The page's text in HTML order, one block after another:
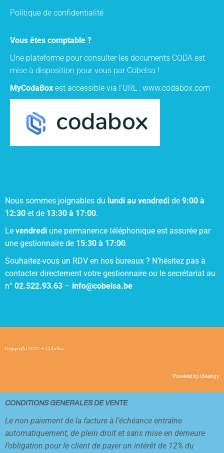
Politique de confidentialité
Vous êtes comptable ?
Une plateforme pour consulter les documents CODA est
mise à disposition pour vous par Cobelsa !
MyCodaBox est accessible via l’URL : www.codabox.com
Nous sommes joignables du lundi au vendredi de 9:00 à
12:30 et de 13:30 à 17:00.
Le vendredi une permanence téléphonique est assurée par
une gestionnaire de 15:30 à 17:00.
Souhaitez-vous un RDV en nos bureaux ? N’hésitez pas à
contacter directement votre gestionnaire ou le secrétariat au
n° 02.522.93.63 – info@cobelsa.be
Copyright 2021 – Cobelsa
Powered by Idealogy
CONDITIONS GENERALES DE VENTE
Le non-paiement de la facture à l’échéance entraîne
automatiquement, de plein droit et sans mise en demeure
l’obligation pour le client de payer un intérêt de 12% du